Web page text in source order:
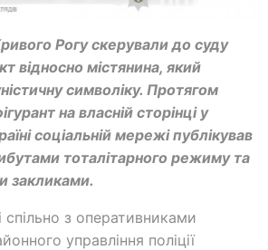
Рогу скерували до суду
відносно містянина, який
символіку. Протягом
на власній сторінці у
соціальній мережі публікував
тоталітарного режиму та
закликами.
спільно з оперативниками
управління поліції